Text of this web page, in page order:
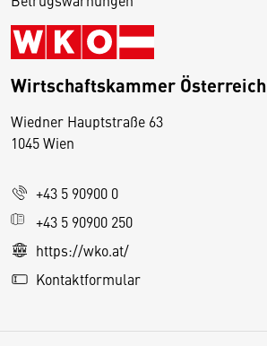
Wirtschaftskammer Österreich
Wiedner Hauptstraße 63
1045 Wien
+43 5 90900 0
+43 5 90900 250
https://wko.at/
Kontaktformular
D
s
e
S
e